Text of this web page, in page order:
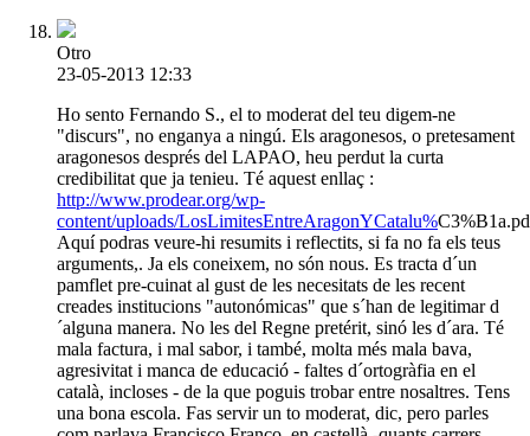
Otro
23-05-2013 12:33
Ho sento Fernando S., el to moderat del teu digem-ne
"discurs", no enganya a ningú. Els aragonesos, o pretesament
aragonesos després del LAPAO, heu perdut la curta
credibilitat que ja tenieu. Té aquest enllaç :
http://www.prodear.org/wp-
content/uploads/LosLimitesEntreAragonYCatalu%
Aquí podras veure-hi resumits i reflectits, si fa no fa els teus
arguments,. Ja els coneixem, no són nous. Es tracta d´un
pamflet pre-cuinat al gust de les necesitats de les recent
creades institucions "autonómicas" que s´han de legitimar d
´alguna manera. No les del Regne pretérit, sinó les d´ara. Té
mala factura, i mal sabor, i també, molta més mala bava,
agresivitat i manca de educació - faltes d´ortogràfia en el
català, incloses - de la que poguis trobar entre nosaltres. Tens
una bona escola. Fas servir un to moderat, dic, pero parles